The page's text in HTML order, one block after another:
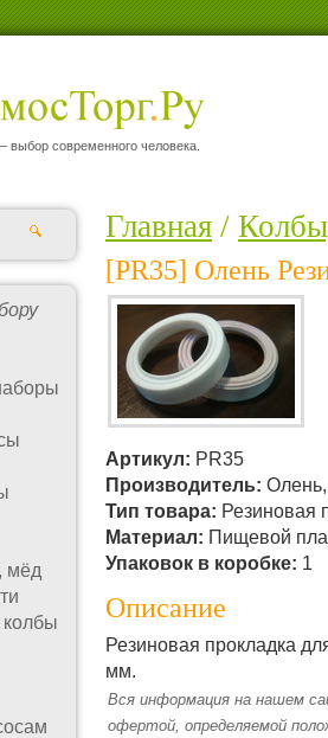
выбор современного человека.
мёд
Главная /
[PR35] Олень
Артикул: PR35
Производитель:
Тип товара: Резиновая
Материал: Пищевой
Упаковок в коробке: 1
Описание
Резиновая прокладка
мм.
Вся информация на нашем
офертой, определяемой